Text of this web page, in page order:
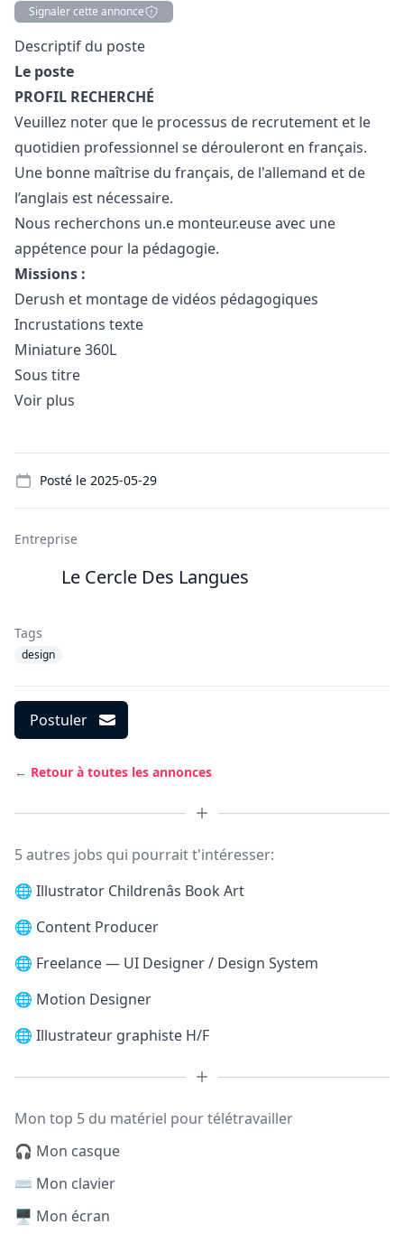
Signaler cette annonce
Description
Descriptif du poste
Le poste
PROFIL RECHERCHÉ
Veuillez noter que le processus de recrutement et le
quotidien professionnel se dérouleront en français.
Une bonne maîtrise du français, de l'allemand et de
l’anglais est nécessaire.
Nous recherchons un.e monteur.euse avec une
appétence pour la pédagogie.
Missions :
Derush et montage de vidéos pédagogiques
Incrustations texte
Miniature 360L
Sous titre
Voir plus
Posté le 2025-05-29
Entreprise
Le Cercle Des Langues
Tags
design
Postuler
← Retour à toutes les annonces
5 autres jobs qui pourrait t'intéresser:
🌐 Illustrator Childrenâs Book Art
🌐 Content Producer
🌐 Freelance — UI Designer / Design System
🌐 Motion Designer
🌐 Illustrateur graphiste H/F
Mon top 5 du matériel pour télétravailler
🎧 Mon casque
⌨️ Mon clavier
🖥️ Mon écran